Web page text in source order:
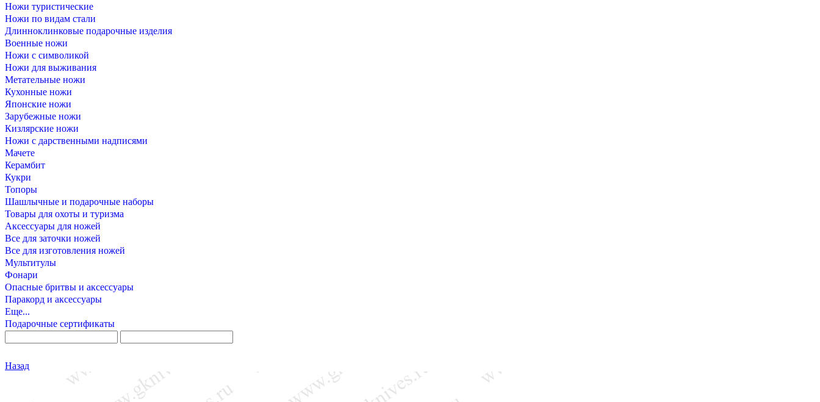
Ножи туристические
Ножи по видам стали
Длинноклинковые подарочные изделия
Военные ножи
Ножи с символикой
Ножи для выживания
Метательные ножи
Кухонные ножи
Японские ножи
Зарубежные ножи
Кизлярские ножи
Ножи с дарственными надписями
Мачете
Керамбит
Кукри
Топоры
Шашлычные и подарочные наборы
Товары для охоты и туризма
Аксессуары для ножей
Все для заточки ножей
Все для изготовления ножей
Мультитулы
Фонари
Опасные бритвы и аксессуары
Паракорд и аксессуары
Еще...
Подарочные сертификаты
Назад